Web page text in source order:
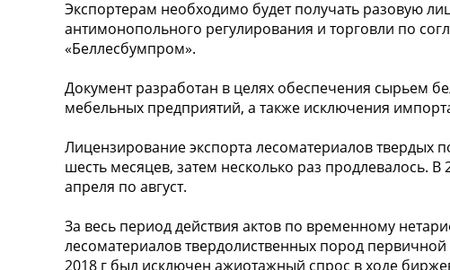
Экспортерам необходимо будет получать разовую
антимонопольного регулирования и торговли по
«Беллесбумпром».
Документ разработан в целях обеспечения сырьем
мебельных предприятий, а также исключения
Лицензирование экспорта лесоматериалов твердых
шесть месяцев, затем несколько раз продлевалось.
апреля по август.
За весь период действия актов по временному
лесоматериалов твердолиственных пород первичной
2018 г был исключен ажиотажный спрос в ходе